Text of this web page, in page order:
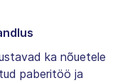
ka nõuetele
paberitöö ja